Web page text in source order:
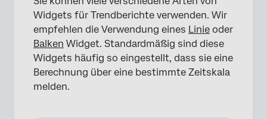
Widgets für Trendberichte verwenden. Wir
empfehlen die Verwendung eines Linie oder
Balken Widget. Standardmäßig sind diese
Widgets häufig so eingestellt, dass sie eine
Berechnung über eine bestimmte Zeitskala
melden.